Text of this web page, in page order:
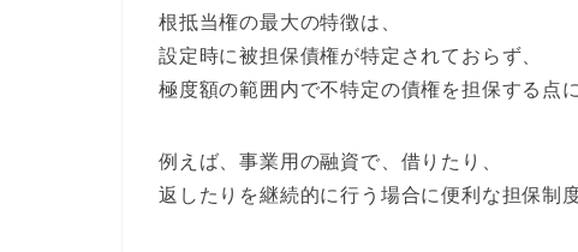
根抵当権の最大の特徴は、
設定時に被担保債権が特定されておらず、
極度額の範囲内で不特定の債権を担保する点
例えば、事業用の融資で、借りたり、
返したりを継続的に行う場合に便利な担保制度